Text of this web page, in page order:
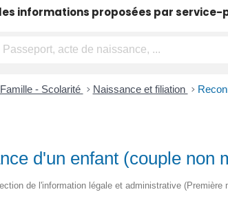
informations proposées par
Famille - Scolarité > Naissance et filiation >
d'un enfant (couple non
de l'information légale et administrative (Première